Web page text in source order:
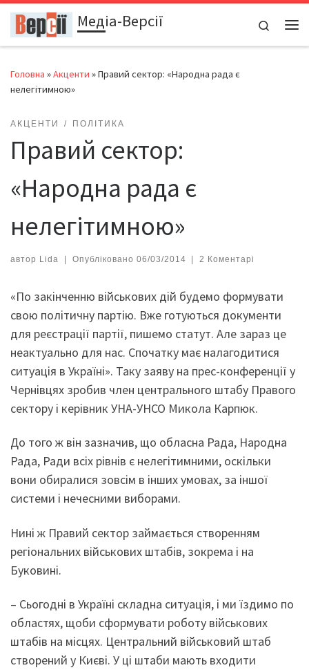
Перейти до вмістуМедіа-Версії
Search
Головна »Акценти »Правий сектор: «Народна рада є
нелегітимною»
АКЦЕНТИ ПОЛІТИКА
Правий сектор:
«Народна рада є
нелегітимною»
автор Lida | Опубліковано 06/03/2014 | 2 Коментарі
«По закінченню військових дій будемо формувати
свою політичну партію. Вже готуються документи
для реєстрації партії, пишемо статут. Але зараз це
неактуально для нас. Спочатку має налагодитися
ситуація в Україні». Таку заяву на прес-конференції у
Чернівцях зробив член центрального штабу Правого
сектору і керівник УНА-УНСО Микола Карпюк.
До того ж він зазначив, що обласна Рада, Народна
Рада, Ради всіх рівнів є нелегітимними, оскільки
вони обиралися зовсім в інших умовах, за іншої
системи і нечесними виборами.
Нині ж Правий сектор займається створенням
регіональних військових штабів, зокрема і на
Буковині.
– Сьогодні в Україні складна ситуація, і ми їздимо по
областях, щоби сформувати роботу військових
штабів на місцях. Центральний військовий штаб
створений у Києві. У ці штаби мають входити